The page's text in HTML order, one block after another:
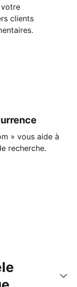
clients
» vous aide à
recherche.